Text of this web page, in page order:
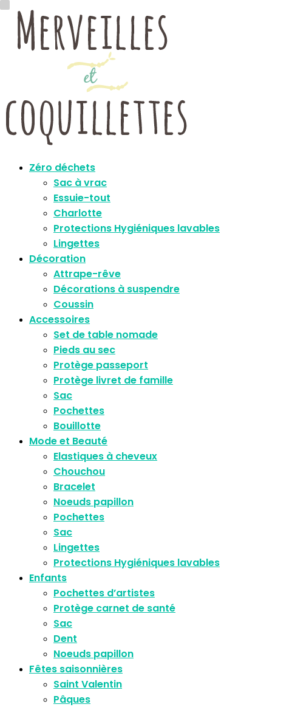
Zéro déchets
Sac à vrac
Essuie-tout
Charlotte
Protections Hygiéniques lavables
Lingettes
Décoration
Attrape-rêve
Décorations à suspendre
Coussin
Accessoires
Set de table nomade
Pieds au sec
Protège passeport
Protège livret de famille
Sac
Pochettes
Bouillotte
Mode et Beauté
Elastiques à cheveux
Chouchou
Bracelet
Noeuds papillon
Pochettes
Sac
Lingettes
Protections Hygiéniques lavables
Enfants
Pochettes d’artistes
Protège carnet de santé
Sac
Dent
Noeuds papillon
Fêtes saisonnières
Saint Valentin
Pâques